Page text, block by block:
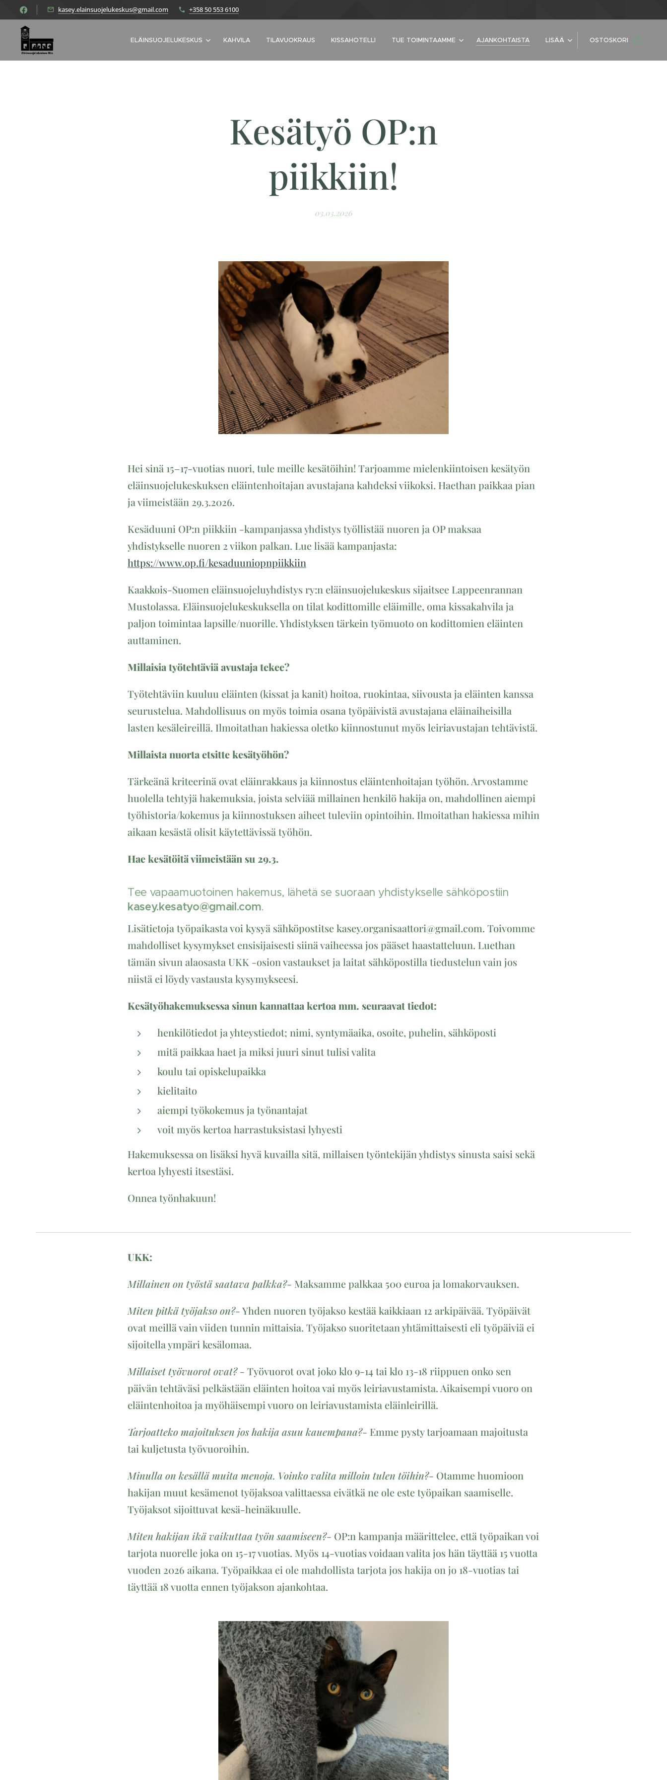
kasey.elainsuojelukeskus@gmail.com +358 50 553 6100
ELÄINSUOJELUKESKUS KAHVILA TILAVUOKRAUS KISSAHOTELLI TUE TOIMINTAAMME AJANKOHTAISTA LISÄÄ OSTOSKORI
Kesätyö OP:n
piikkiin!
03.03.2026
Hei sinä 15–17-vuotias nuori, tule meille kesätöihin! Tarjoamme mielenkiintoisen kesätyön
eläinsuojelukeskuksen eläintenhoitajan avustajana kahdeksi viikoksi. Haethan paikkaa pian
ja viimeistään 29.3.2026.
Kesäduuni OP:n piikkiin -kampanjassa yhdistys työllistää nuoren ja OP maksaa
yhdistykselle nuoren 2 viikon palkan. Lue lisää kampanjasta:
https://www.op.fi/kesaduuniopnpiikkiin
Kaakkois-Suomen eläinsuojeluyhdistys ry:n eläinsuojelukeskus sijaitsee Lappeenrannan
Mustolassa. Eläinsuojelukeskuksella on tilat kodittomille eläimille, oma kissakahvila ja
paljon toimintaa lapsille/nuorille. Yhdistyksen tärkein työmuoto on kodittomien eläinten
auttaminen.
Millaisia työtehtäviä avustaja tekee?
Työtehtäviin kuuluu eläinten (kissat ja kanit) hoitoa, ruokintaa, siivousta ja eläinten kanssa
seurustelua. Mahdollisuus on myös toimia osana työpäivistä avustajana eläinaiheisilla
lasten kesäleireillä. Ilmoitathan hakiessa oletko kiinnostunut myös leiriavustajan tehtävistä.
Millaista nuorta etsitte kesätyöhön?
Tärkeänä kriteerinä ovat eläinrakkaus ja kiinnostus eläintenhoitajan työhön. Arvostamme
huolella tehtyjä hakemuksia, joista selviää millainen henkilö hakija on, mahdollinen aiempi
työhistoria/kokemus ja kiinnostuksen aiheet tuleviin opintoihin. Ilmoitathan hakiessa mihin
aikaan kesästä olisit käytettävissä työhön.
Hae kesätöitä viimeistään su 29.3.
Tee vapaamuotoinen hakemus, lähetä se suoraan yhdistykselle sähköpostiin
kasey.kesatyo@gmail.com.
Lisätietoja työpaikasta voi kysyä sähköpostitse kasey.organisaattori@gmail.com. Toivomme
mahdolliset kysymykset ensisijaisesti siinä vaiheessa jos pääset haastatteluun. Luethan
tämän sivun alaosasta UKK -osion vastaukset ja laitat sähköpostilla tiedustelun vain jos
niistä ei löydy vastausta kysymykseesi.
Kesätyöhakemuksessa sinun kannattaa kertoa mm. seuraavat tiedot:
henkilötiedot ja yhteystiedot; nimi, syntymäaika, osoite, puhelin, sähköposti
mitä paikkaa haet ja miksi juuri sinut tulisi valita
koulu tai opiskelupaikka
kielitaito
aiempi työkokemus ja työnantajat
voit myös kertoa harrastuksistasi lyhyesti
Hakemuksessa on lisäksi hyvä kuvailla sitä, millaisen työntekijän yhdistys sinusta saisi sekä
kertoa lyhyesti itsestäsi.
Onnea työnhakuun!
UKK:
Millainen on työstä saatava palkka?- Maksamme palkkaa 500 euroa ja lomakorvauksen.
Miten pitkä työjakso on?- Yhden nuoren työjakso kestää kaikkiaan 12 arkipäivää. Työpäivät
ovat meillä vain viiden tunnin mittaisia. Työjakso suoritetaan yhtämittaisesti eli työpäiviä ei
sijoitella ympäri kesälomaa.
Millaiset työvuorot ovat?- Työvuorot ovat joko klo 9-14 tai klo 13-18 riippuen onko sen
päivän tehtäväsi pelkästään eläinten hoitoa vai myös leiriavustamista. Aikaisempi vuoro on
eläintenhoitoa ja myöhäisempi vuoro on leiriavustamista eläinleirillä.
Tarjoatteko majoituksen jos hakija asuu kauempana?- Emme pysty tarjoamaan majoitusta
tai kuljetusta työvuoroihin.
Minulla on kesällä muita menoja. Voinko valita milloin tulen töihin?- Otamme huomioon
hakijan muut kesämenot työjaksoa valittaessa eivätkä ne ole este työpaikan saamiselle.
Työjaksot sijoittuvat kesä-heinäkuulle.
Miten hakijan ikä vaikuttaa työn saamiseen?- OP:n kampanja määrittelee, että työpaikan voi
tarjota nuorelle joka on 15-17 vuotias. Myös 14-vuotias voidaan valita jos hän täyttää 15 vuotta
vuoden 2026 aikana. Työpaikkaa ei ole mahdollista tarjota jos hakija on jo 18-vuotias tai
täyttää 18 vuotta ennen työjakson ajankohtaa.